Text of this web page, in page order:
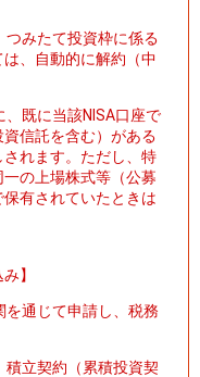
つみたて投資枠に係る
、自動的に解約（中
既に当該NISA口座で
信託を含む）がある
れます。ただし、特
の上場株式等（公募
有されていたときは
】
を通じて申請し、税務
積立契約（累積投資契